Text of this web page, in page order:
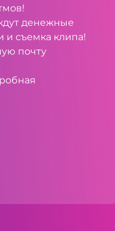
денежные
и съемка клипа!
почту